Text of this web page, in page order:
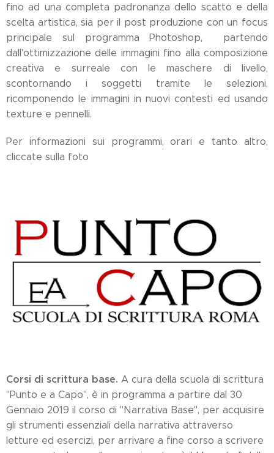
fino ad una completa padronanza dello scatto e della
scelta artistica, sia per il post produzione con un focus
principale sul programma Photoshop, partendo
dall'ottimizzazione delle immagini fino alla composizione
creativa e surreale con le maschere di livello,
scontornando i soggetti tramite le selezioni,
ricomponendo le immagini in nuovi contesti ed usando
texture e pennelli.
Per informazioni sui programmi, orari e tanto altro,
cliccate sulla foto
Corsi di scrittura base. A cura della scuola di scrittura
"Punto e a Capo", è in programma a partire dal 30
Gennaio 2019 il corso di "Narrativa Base", per acquisire
gli strumenti essenziali della narrativa attraverso
letture ed esercizi, per arrivare a fine corso a scrivere